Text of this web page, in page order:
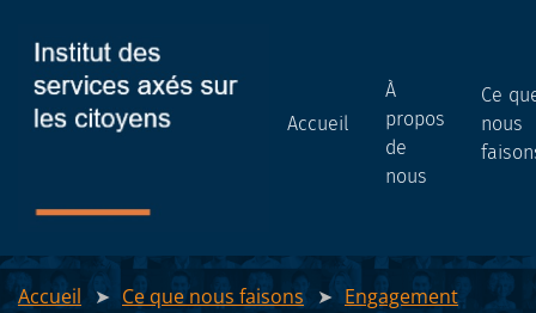
Accueil
À
propos
de
nous
Ce
nous
Accueil Ce que nous faisons
Engagement